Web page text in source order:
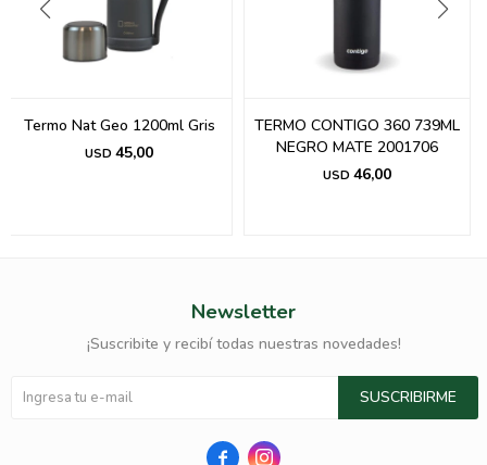
Termo Nat Geo 1200ml Gris
USD 45,00
TERMO CONTIGO 360 739ML
NEGRO MATE 2001706
USD 46,00
Newsletter
¡Suscribite y recibí todas nuestras novedades!
SUSCRIBIRME
 